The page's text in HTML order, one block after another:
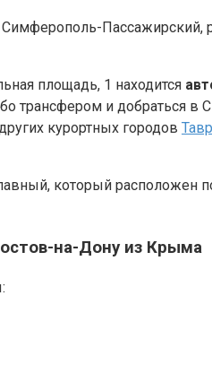
Симферополь-Пассажирский,
площадь, 1 находится
трансфером и добраться в
курортных городов
который расположен
на-Дону из Крыма